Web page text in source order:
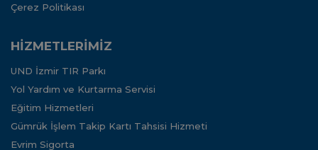
Çerez Politikası
HİZMETLERİMİZ
UND İzmir TIR Parkı
Yol Yardım ve Kurtarma Servisi
Eğitim Hizmetleri
Gümrük İşlem Takip Kartı Tahsisi Hizmeti
Evrim Sigorta